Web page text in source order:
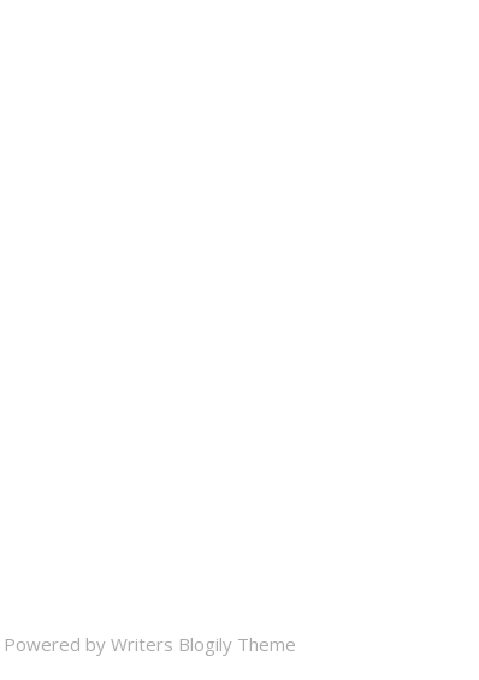
by Writers Blogily Theme